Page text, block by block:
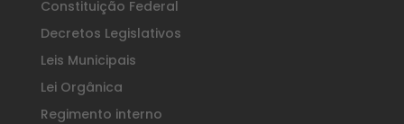
Constituição Federal
Decretos Legislativos
Leis Municipais
Lei Orgânica
Regimento interno